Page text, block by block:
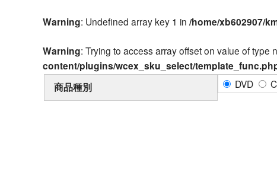
Warning: Undefined array key 1 in /home/xb602907/
Warning: Trying to access array offset on value of type
content/plugins/wcex_sku_select/
商品種別
DVD